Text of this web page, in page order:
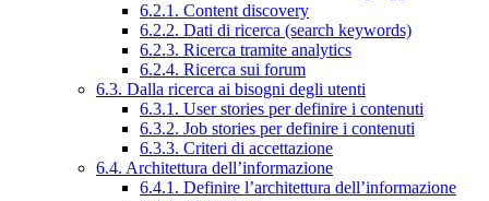
6.2.1. Content discovery
6.2.2. Dati di ricerca (search keywords)
6.2.3. Ricerca tramite analytics
6.2.4. Ricerca sui forum
6.3. Dalla ricerca ai bisogni degli utenti
6.3.1. User stories per definire i contenuti
6.3.2. Job stories per definire i contenuti
6.3.3. Criteri di accettazione
6.4. Architettura dell’informazione
6.4.1. Definire l’architettura dell’informazione